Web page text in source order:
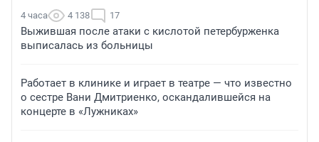
4 часа 4 138 17
Выжившая после атаки с кислотой петербурженка
выписалась из больницы
Работает в клинике и играет в театре — что известно
о сестре Вани Дмитриенко, оскандалившейся на
концерте в «Лужниках»